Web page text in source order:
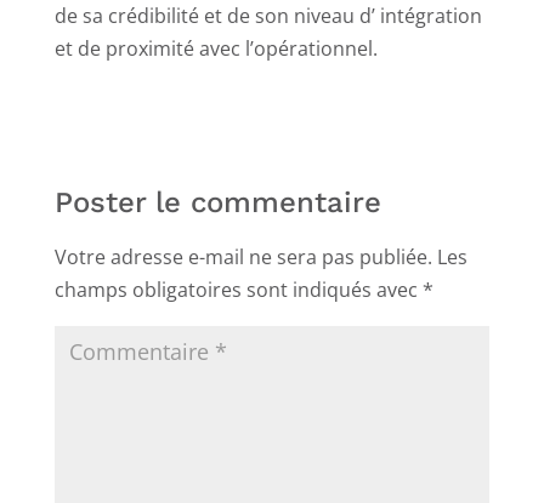
de sa crédibilité et de son niveau d’ intégration
et de proximité avec l’opérationnel.
Poster le commentaire
Votre adresse e-mail ne sera pas publiée. Les
champs obligatoires sont indiqués avec *